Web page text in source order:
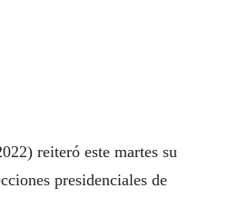
reiteró este martes su
presidenciales de